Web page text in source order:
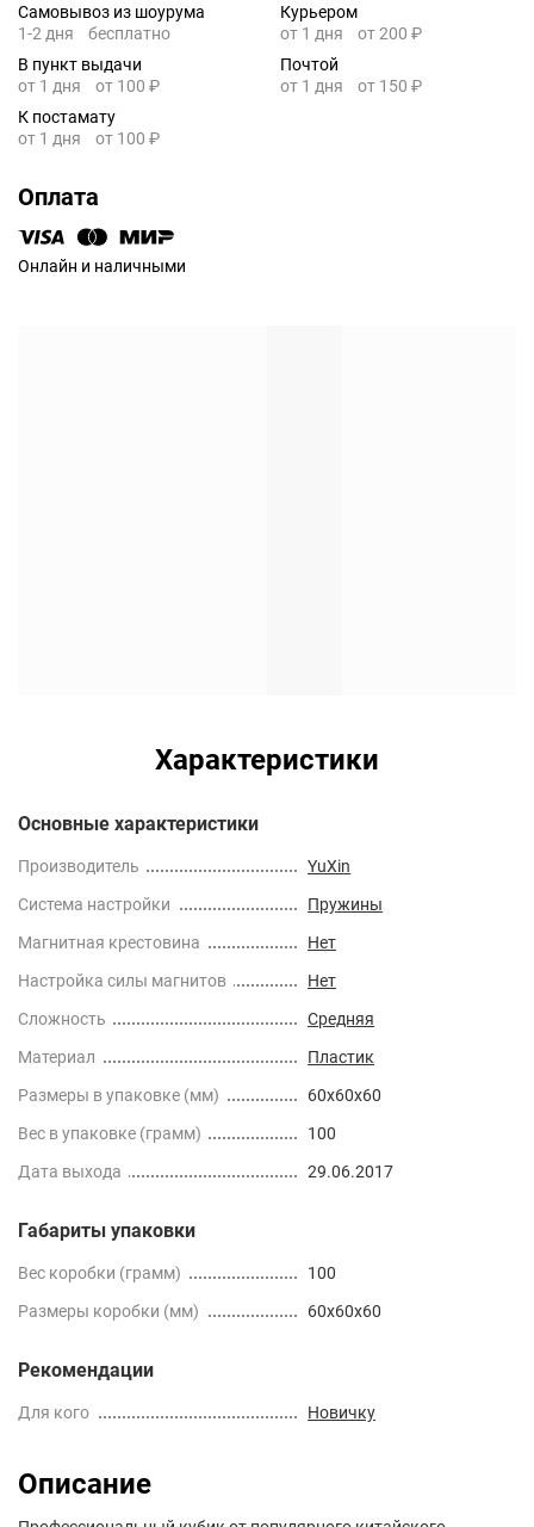
Самовывоз из шоурума
1-2 дня
бесплатно
Курьером
от 1 дня
от 200 ₽
В пункт выдачи
от 1 дня
от 100 ₽
Почтой
от 1 дня
от 150 ₽
К постамату
от 1 дня
от 100 ₽
Оплата
Онлайн и наличными
Характеристики
Основные характеристики
Производитель
YuXin
Cистема настройки
Пружины
Магнитная крестовина
Нет
Настройка силы магнитов
Нет
Сложность
Средняя
Материал
Пластик
Размеры в упаковке (мм)
60x60x60
Вес в упаковке (грамм)
100
Дата выхода
29.06.2017
Габариты упаковки
Вес коробки (грамм)
100
Размеры коробки (мм)
60x60x60
Рекомендации
Для кого Новичку
Описание